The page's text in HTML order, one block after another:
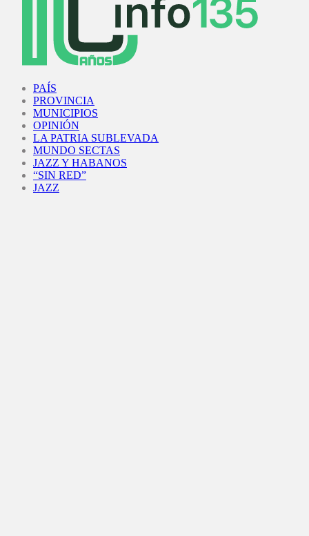
PAÍS
PROVINCIA
MUNICIPIOS
OPINIÓN
LA PATRIA SUBLEVADA
MUNDO SECTAS
JAZZ Y HABANOS
“SIN RED”
JAZZ